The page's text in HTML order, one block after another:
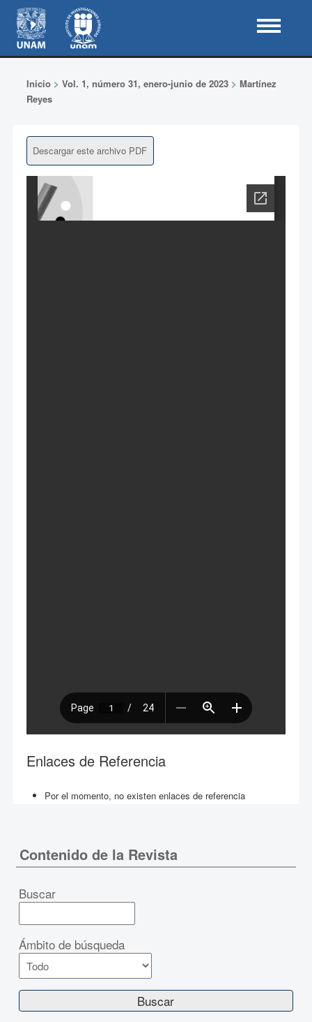
Inicio> Vol. 1, número 31, enero-junio de 2023> Martínez
Reyes
Descargar este archivo PDF
Enlaces de Referencia
Por el momento, no existen enlaces de referencia
Contenido de la Revista
Buscar
Ámbito de búsqueda